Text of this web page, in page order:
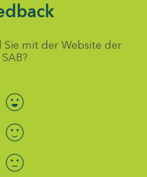
mit der Website der
SAB?
Bewertung auswählen